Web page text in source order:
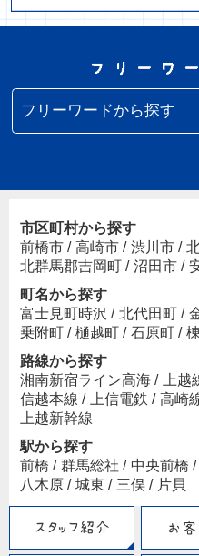
市区町村から探す
前橋市 / 高崎市 / 渋川市 /
北群馬郡吉岡町 / 沼田市 /
町名から探す
富士見町時沢 / 北代田町 /
乗附町 / 樋越町 / 石原町 /
路線から探す
湘南新宿ライン高海 / 上越
信越本線 / 上信電鉄 / 高崎
上越新幹線
駅から探す
前橋 / 群馬総社 / 中央前橋 /
八木原 / 城東 / 三俣 / 片貝